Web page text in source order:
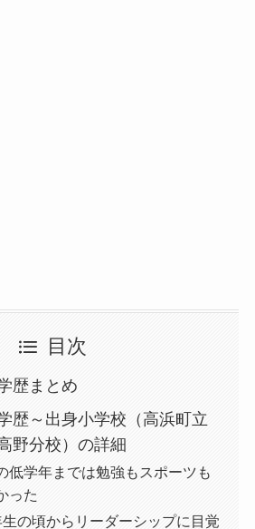
目次
歴まとめ
歴～出身小学校（高浜町立
野分校）の詳細
低学年までは勉強もスポーツも
った
の頃からリーダーシップに目覚